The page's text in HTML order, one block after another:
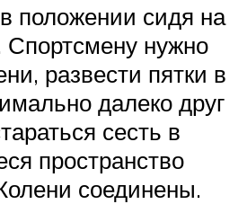
положении сидя на
Спортсмену нужно
развести пятки в
далеко друг
сесть в
пространство
соединены.